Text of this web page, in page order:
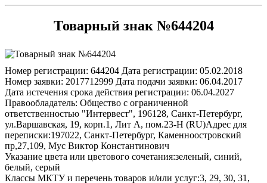
Товарный знак №644204
Номер регистрации: 644204 Дата регистрации: 05.02.2018
Номер заявки: 2017712999 Дата подачи заявки: 06.04.2017
Дата истечения срока действия регистрации: 06.04.2027
Правообладатель: Общество с ограниченной
ответственностью "Интервест", 196128, Санкт-Петербург,
ул.Варшавская, 19, корп.1, Лит А, пом.23-Н (RU)Адрес для
переписки:197022, Санкт-Петербург, Каменноостровский
пр,27,109, Мус Виктор Константинович
Указание цвета или цветового сочетания:зеленый, синий,
белый, серый
Классы МКТУ и перечень товаров и/или услуг:3, 29, 30, 31,